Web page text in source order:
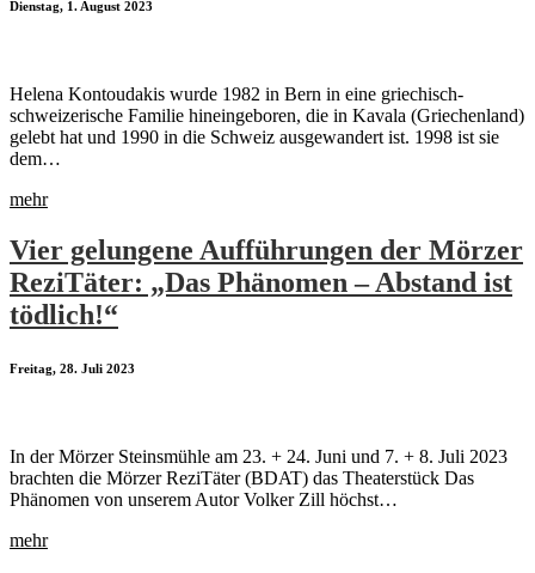
Dienstag, 1. August 2023
Helena Kontoudakis wurde 1982 in Bern in eine griechisch-
schweizerische Familie hineingeboren, die in Kavala (Griechenland)
gelebt hat und 1990 in die Schweiz ausgewandert ist. 1998 ist sie
dem…
mehr
Vier gelungene Aufführungen der Mörzer
ReziTäter: „Das Phänomen – Abstand ist
tödlich!“
Freitag, 28. Juli 2023
In der Mörzer Steinsmühle am 23. + 24. Juni und 7. + 8. Juli 2023
brachten die Mörzer ReziTäter (BDAT) das Theaterstück Das
Phänomen von unserem Autor Volker Zill höchst…
mehr